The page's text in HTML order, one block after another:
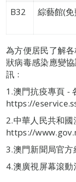
B32
綜藝館(免
為方便居民了解
狀病毒感染應變
訊﹕
1.澳門抗疫專頁 -
https://
2.中華人民共和
https://
3.澳門新聞局官
4.澳廣視屏幕滾動